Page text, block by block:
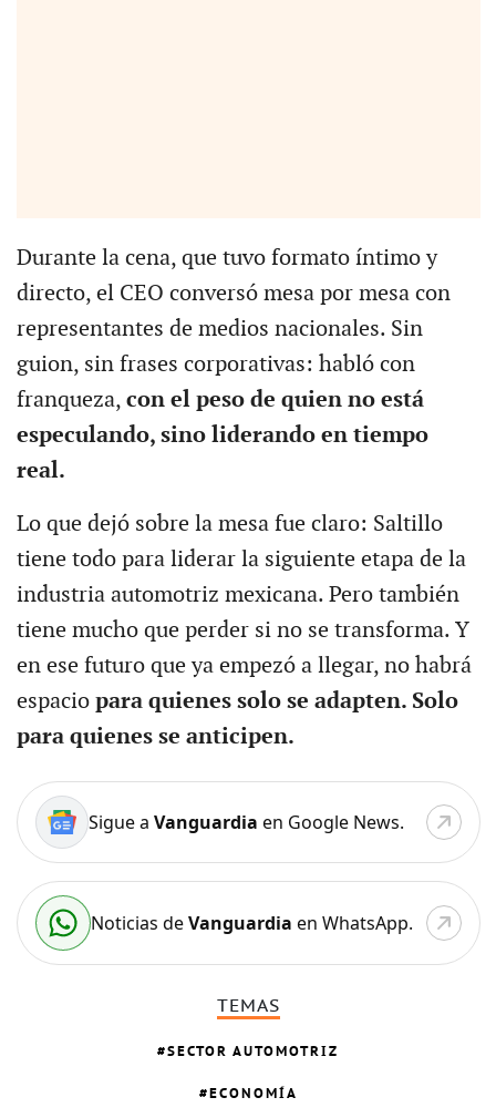
Durante la cena, que tuvo formato íntimo y
directo, el CEO conversó mesa por mesa con
representantes de medios nacionales. Sin
guion, sin frases corporativas: habló con
franqueza, con el peso de quien no está
especulando, sino liderando en tiempo
real.
Lo que dejó sobre la mesa fue claro: Saltillo
tiene todo para liderar la siguiente etapa de la
industria automotriz mexicana. Pero también
tiene mucho que perder si no se transforma. Y
en ese futuro que ya empezó a llegar, no habrá
espacio para quienes solo se adapten. Solo
para quienes se anticipen.
Sigue a Vanguardia en Google News.
Noticias deVanguardia en WhatsApp.
TEMAS
SECTOR AUTOMOTRIZ
ECONOMÍA